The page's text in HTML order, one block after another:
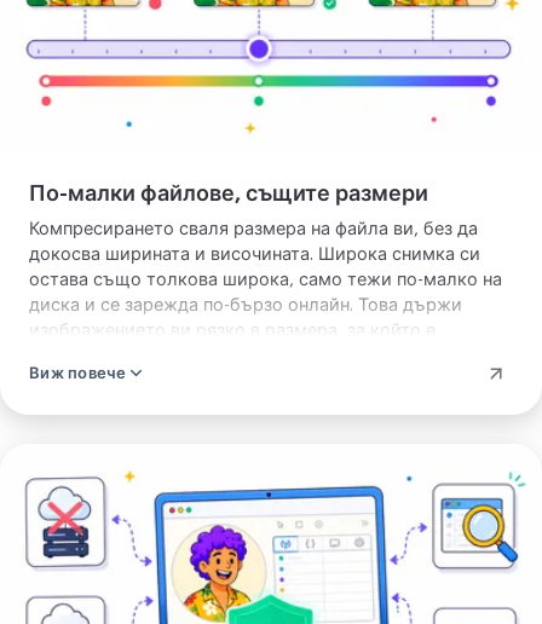
По-малки файлове, същите размери
Компресирането сваля размера на файла ви, без да
докосва ширината и височината. Широка снимка си
остава също толкова широка, само тежи по-малко на
диска и се зарежда по-бързо онлайн. Това държи
изображението ви рязко в размера, за който е
или на печат. Когато истинският проблем са
събират. Първо по-малко размери, после по-лек файл.
Виж повече
спестеното